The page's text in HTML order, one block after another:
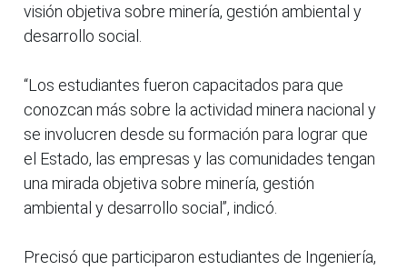
visión objetiva sobre minería, gestión ambiental y
desarrollo social.
“Los estudiantes fueron capacitados para que
conozcan más sobre la actividad minera nacional y
se involucren desde su formación para lograr que
el Estado, las empresas y las comunidades tengan
una mirada objetiva sobre minería, gestión
ambiental y desarrollo social”, indicó.
Precisó que participaron estudiantes de Ingeniería,